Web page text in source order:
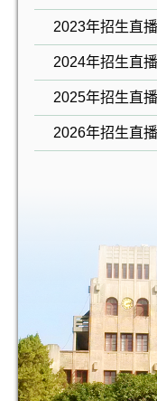
2023年招生直
2024年招生直
2025年招生直
2026年招生直